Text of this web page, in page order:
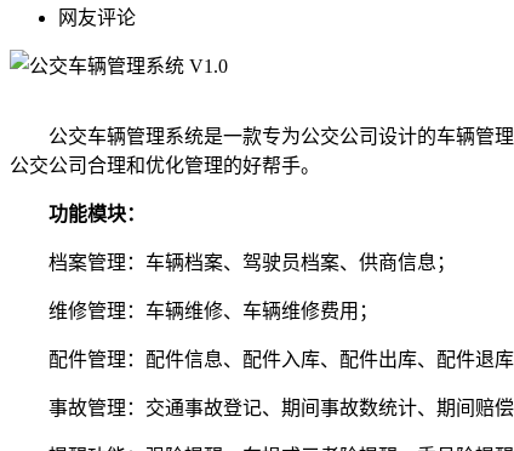
网友评论
公交车辆管理系统是一款专为公交公司设计的车辆管理
公交公司合理和优化管理的好帮手。
功能模块：
档案管理：车辆档案、驾驶员档案、供商信息；
维修管理：车辆维修、车辆维修费用；
配件管理：配件信息、配件入库、配件出库、配件退库
事故管理：交通事故登记、期间事故数统计、期间赔偿